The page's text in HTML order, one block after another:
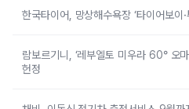
한국타이어, 망상해수욕장 ‘타이어보이
람보르기니, ‘레부엘토 미우라 60° 오
헌정